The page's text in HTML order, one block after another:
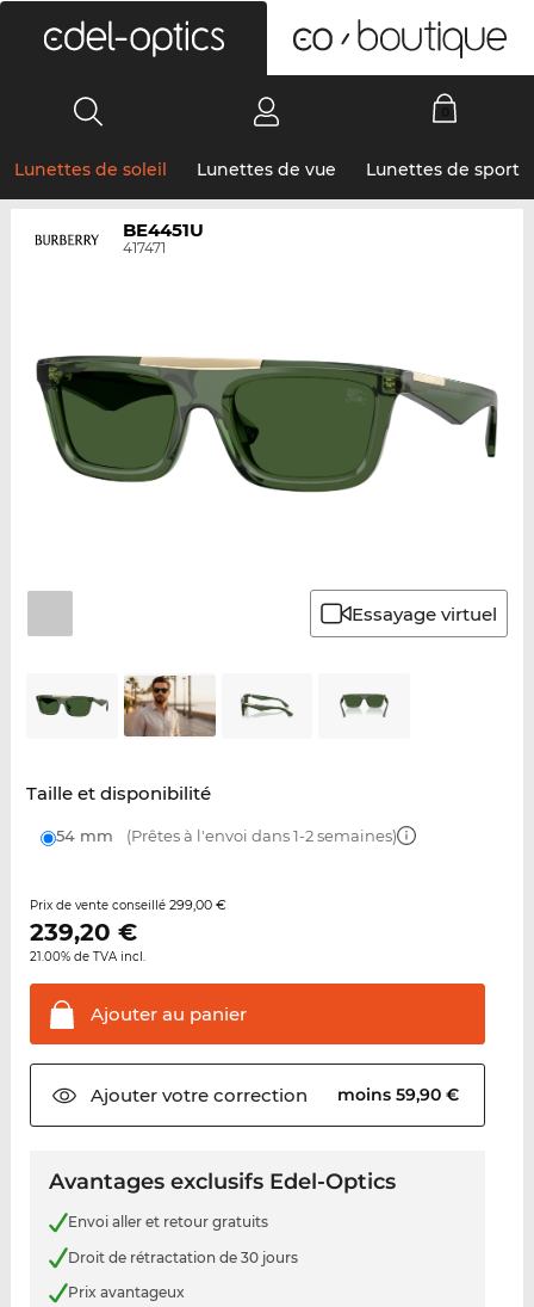
Lunettes de soleil Lunettes de vue Lunettes de sport
BE4451U
417471
Essayage virtuel
Taille et disponibilité
54 mm (Prêtes à l'envoi dans 1-2 semaines)
Prix de vente conseillé 299,00 €
239,20 €
21.00% de TVA incl.
Ajouter au panier
Ajouter votrecorrection moins 59,90 €
Avantages exclusifs Edel-Optics
Envoi aller et retour gratuits
Droit de rétractation de 30 jours
Prix avantageux